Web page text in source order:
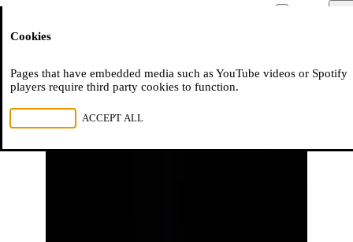
Cookies
Pages that have embedded media such as YouTube videos or Spotify
players require third party cookies to function.
ACCEPT ALL